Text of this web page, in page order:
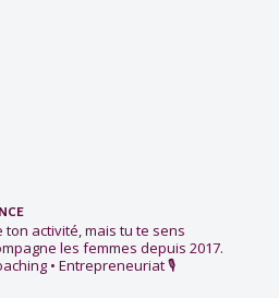
ton activité, mais tu te sens
les femmes depuis 2017.
• Entrepreneuriat🎙️